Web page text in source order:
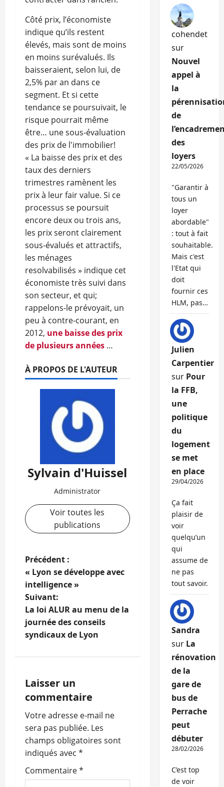
Côté prix, l’économiste
indique qu’ils restent
élevés, mais sont de moins
en moins surévalués. Ils
baisseraient, selon lui, de
2,5% par an dans ce
segment. Et si cette
tendance se poursuivait, le
risque pourrait même
être… une sous-évaluation
des prix de l'immobilier!
« La baisse des prix et des
taux des derniers
trimestres ramènent les
prix à leur fair value. Si ce
processus se poursuit
encore deux ou trois ans,
les prix seront clairement
sous-évalués et attractifs,
les ménages
resolvabilisés » indique cet
économiste très suivi dans
son secteur, et qui;
rappelons-le prévoyait, un
peu à contre-courant, en
2012, une baisse des prix
de plusieurs années …
À PROPOS DE L'AUTEUR
Sylvain d'Huissel
Administrator
Voir toutes les
publications
N
a
v
i
t
i
o
n
d
Précédent :
« Lyon se développe avec
intelligence »
Suivant:
La loi ALUR au menu de la
journée des conseils
syndicaux de Lyon
Laisser un
commentaire
Votre adresse e-mail ne
sera pas publiée. Les
champs obligatoires sont
indiqués avec *
Commentaire*
cohendet
sur
Nouvel
appel à
la
de
des
loyers
22/05/2026
"Garantir à
tous un
loyer
abordable"
: tout à fait
souhaitable.
Mais c'est
l'Etat qui
doit
fournir ces
HLM, pas…
Julien
Carpentier
sur Pour
la FFB,
une
politique
du
logement
se met
en place
29/04/2026
Ça fait
plaisir de
voir
quelqu’un
qui
assume de
ne pas
tout savoir.
Sandra
sur La
rénovation
de la
gare de
bus de
Perrache
peut
débuter
28/02/2026
C’est top
de voir